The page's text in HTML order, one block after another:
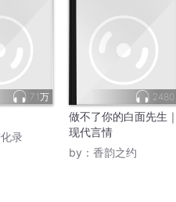
7.1万
录
2480
做不了你的白面先生｜
现代言情
by： 香韵之约